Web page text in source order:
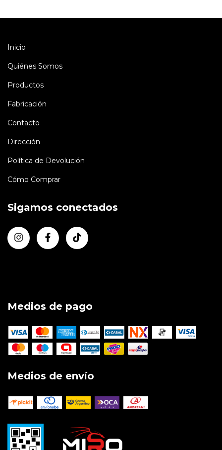
Inicio
Quiénes Somos
Productos
Fabricación
Contacto
Dirección
Política de Devolución
Cómo Comprar
Sigamos conectados
Medios de pago
Medios de envío